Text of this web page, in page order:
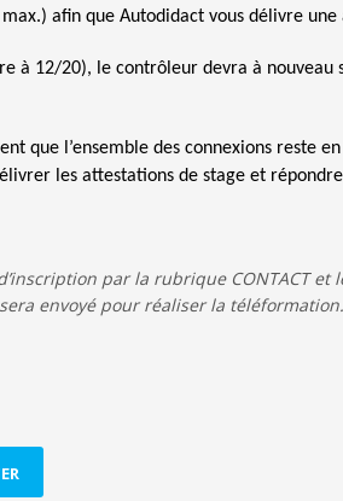
afin que Autodidact vous délivre une
à 12/20), le contrôleur devra à
que l’ensemble des connexions reste
les attestations de stage et
par la rubrique CONTACT et
envoyé pour réaliser la téléformation.